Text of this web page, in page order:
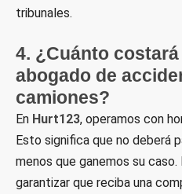
tribunales.
4. ¿Cuánto
abogado de
camiones?
En Hurt123, operamos con
Esto significa que no deberá
menos que ganemos su
garantizar que reciba una